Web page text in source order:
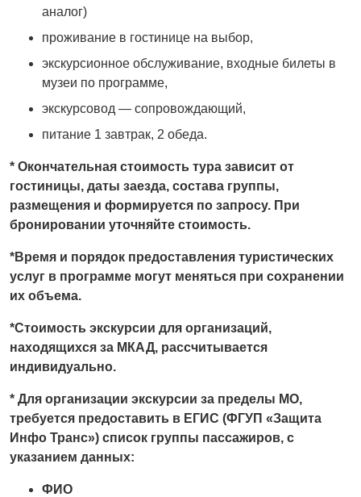
аналог)
проживание в гостинице на выбор,
экскурсионное обслуживание, входные билеты в
музеи по программе,
экскурсовод — сопровождающий,
питание 1 завтрак, 2 обеда.
* Окончательная стоимость тура зависит от
гостиницы, даты заезда, состава группы,
размещения и формируется по запросу. При
бронировании уточняйте стоимость.
*Время и порядок предоставления туристических
услуг в программе могут меняться при сохранении
их объема.
*Стоимость экскурсии для организаций,
находящихся за МКАД, рассчитывается
индивидуально.
* Для организации экскурсии за пределы МО,
требуется предоставить в ЕГИС (ФГУП «Защита
Инфо Транс») список группы пассажиров, с
указанием данных:
ФИО